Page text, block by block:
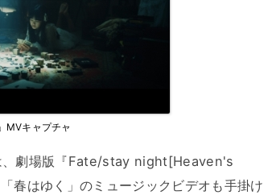
MVキャプチャ
、劇場版『Fate/stay night[Heaven's
はゆく」のミュージックビデオも手掛け